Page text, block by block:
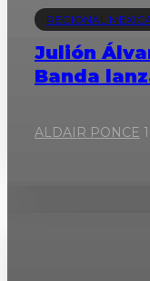
REGIONAL
Julión
Banda
ALDAIR PONCE